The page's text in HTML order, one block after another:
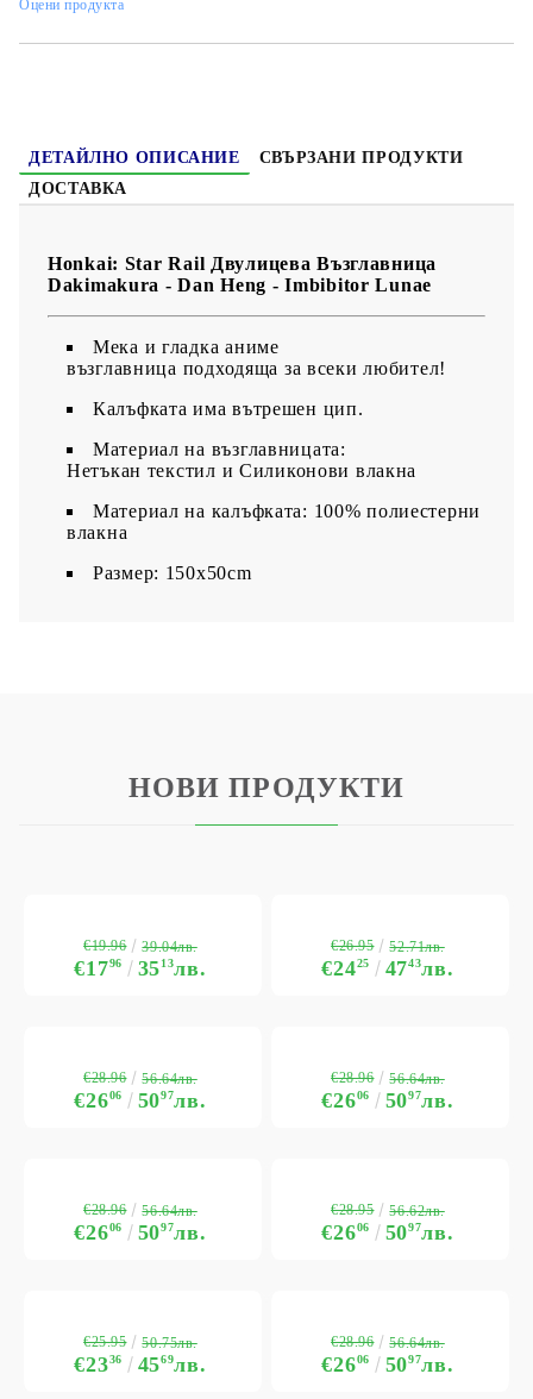
Оцени продукта
ДЕТАЙЛНО ОПИСАНИЕ
СВЪРЗАНИ ПРОДУКТИ
ДОСТАВКА
Honkai: Star Rail Двулицева Възглавница
Dakimakura - Dan Heng - Imbibitor Lunae
Мека и гладка аниме
възглавница подходяща за всеки любител!
Калъфката има вътрешен цип.
Материал на възглавницата:
Нетъкан текстил и Силиконови влакна
Материал на калъфката: 100% полиестерни
влакна
Размер: 150x50cm
НОВИ ПРОДУКТИ
€1796 3513лв.
€19.96 39.04лв.
€2425 4743лв.
€26.95 52.71лв.
€2606 5097лв.
€28.96 56.64лв.
€2606 5097лв.
€28.96 56.64лв.
€2606 5097лв.
€28.96 56.64лв.
€2606 5097лв.
€28.95 56.62лв.
€2336 4569лв.
€25.95 50.75лв.
€2606 5097лв.
€28.96 56.64лв.